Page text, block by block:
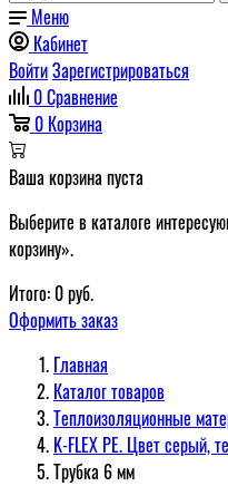
Меню
Кабинет
ВойтиЗарегистрироваться
0Сравнение
0 Корзина
Ваша корзина пуста
Выберите в каталоге
корзину».
Итого: 0руб.
Оформить заказ
Главная
Каталог товаров
Теплоизоляционные
K-FLEX PE. Цвет серый,
Трубка 6 мм